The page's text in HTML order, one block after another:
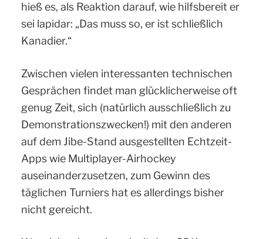
hieß es, als Reaktion darauf, wie hilfsbereit er
sei lapidar: „Das muss so, er ist schließlich
Kanadier.“
Zwischen vielen interessanten technischen
Gesprächen findet man glücklicherweise oft
genug Zeit, sich (natürlich ausschließlich zu
Demonstrationszwecken!) mit den anderen
auf dem Jibe-Stand ausgestellten Echtzeit-
Apps wie Multiplayer-Airhockey
auseinanderzusetzen, zum Gewinn des
täglichen Turniers hat es allerdings bisher
nicht gereicht.